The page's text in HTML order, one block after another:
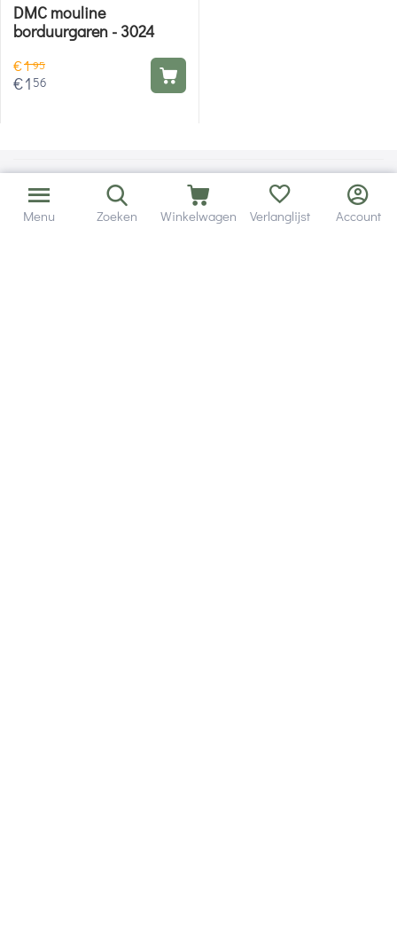
DMC mouline
borduurgaren - 3024
€195
€1 56
Menu Zoeken Winkelwagen Verlanglijst Account